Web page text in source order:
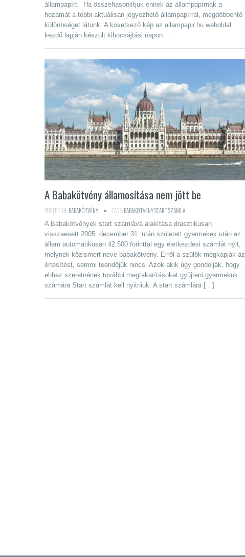
állampapírt. Ha összehasonlítjuk ennek az állampapírnak a
hozamát a többi aktuálisan jegyezhető állampapírral, megdöbbentő
különbséget látunk. A következő kép az allampapir.hu weboldal
kezdő lapján készült kibocsájtási napon….
A Babakötvény államosítása nem jött be
POSTED IN:BABAKÖTVÉNY TAGS:BABAKÖTVÉNY,START SZÁMLA
A Babakötvények start számlává alakítása drasztikusan
visszaesett 2005. december 31. után született gyermekek után az
állam automatikusan 42.500 forinttal egy életkezdési számlát nyit,
melynek közismert neve babakötvény. Erről a szülők megkapják az
értesítést, semmi teendőjük nincs. Azok akik úgy gondolják, hogy
ehhez szeretnének további megtakarításokat gyűjteni gyermekük
számára Start számlát kell nyitniuk. A start számlára […]